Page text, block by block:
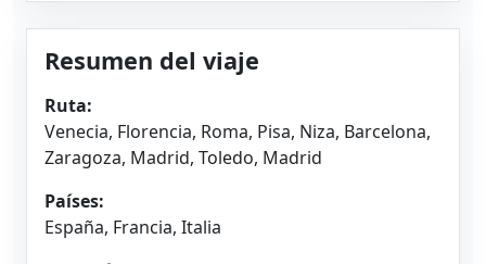
Resumen del viaje
Ruta:
Venecia, Florencia, Roma, Pisa, Niza, Barcelona,
Zaragoza, Madrid, Toledo, Madrid
Países:
España, Francia, Italia